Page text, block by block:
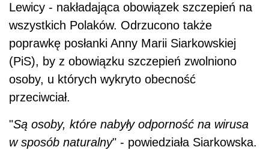
Lewicy - nakładająca obowiązek szczepień na
wszystkich Polaków. Odrzucono także
poprawkę posłanki Anny Marii Siarkowskiej
(PiS), by z obowiązku szczepień zwolniono
osoby, u których wykryto obecność
przeciwciał.
"Są osoby, które nabyły odporność na wirusa
w sposób naturalny" - powiedziała Siarkowska.